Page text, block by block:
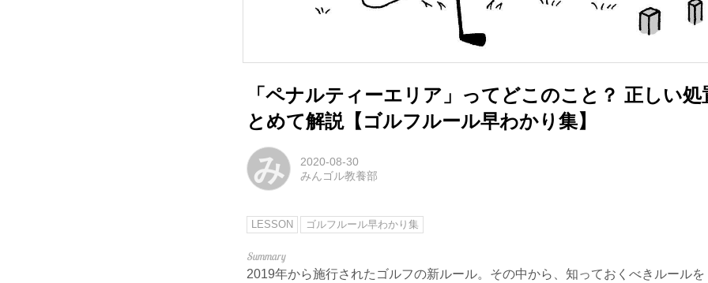
「ペナルティーエリア」ってどこのこと？ 正しい処
とめて解説【ゴルフルール早わかり集】
み
2020-08-30
みんゴル教養部
LESSON ゴルフルール早わかり集
2019年から施行されたゴルフの新ルール。その中から、知っておくべきルール